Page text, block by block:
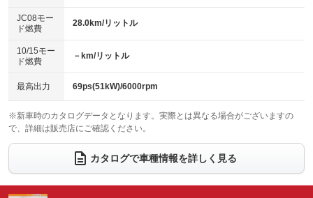
電動格納ミラー
：装備なし
：装備なし
パワーシート
ベンチシート
：装備なし
チップアップシート
：装備なし
：装備なし ：装備なし
ウォークスルー
：装備なし
電動リアゲート フロントカメラ
：装備なし
：装備なし ：装備なし
JC08モー
ド燃費
28.0km/リットル
10/15モー
ド燃費
－km/リットル
最高出力 69ps(51kW)/6000rpm
※新車時のカタログデータとなります。実際とは異なる場合がございますの
で、詳細は販売店にご確認ください。
カタログで車種情報を詳しく見る